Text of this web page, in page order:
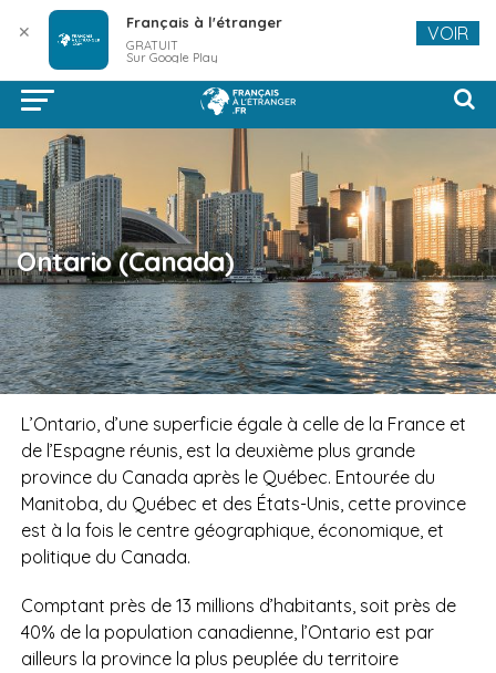
Ontario (Canada)
L’Ontario, d’une superficie égale à celle de la France et
de l’Espagne réunis, est la deuxième plus grande
province du Canada après le Québec. Entourée du
Manitoba, du Québec et des États-Unis, cette province
est à la fois le centre géographique, économique, et
politique du Canada.
Comptant près de 13 millions d’habitants, soit près de
40% de la population canadienne, l’Ontario est par
ailleurs la province la plus peuplée du territoire
✕ Français à l'étranger
GRATUIT
Sur Google Play
VOIR